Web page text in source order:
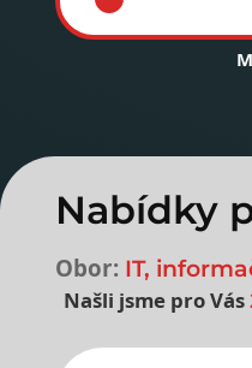
Nabídky
Obor: IT,
Našli jsme pro Vás